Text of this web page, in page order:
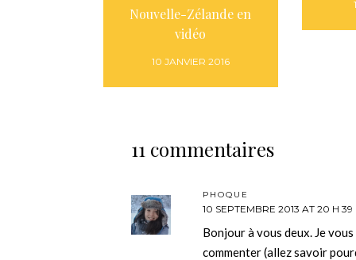
Nouvelle-Zélande en
vidéo
10 JANVIER 2016
11 commentaires
PHOQUE
10 SEPTEMBRE 2013 AT 20 H 39
Bonjour à vous deux. Je
commenter (allez savoir